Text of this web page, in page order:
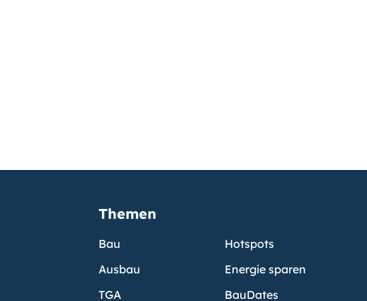
Themen
Bau
Ausbau
TGA
Hotspots
Energie sparen
BauDates